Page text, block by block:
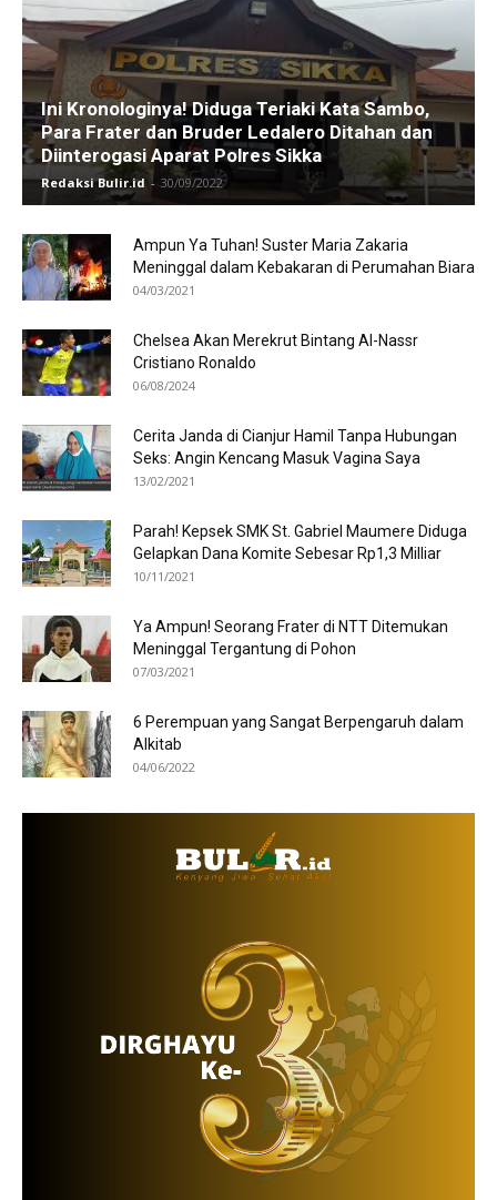
Ini Kronologinya! Diduga Teriaki Kata Sambo,
Para Frater dan Bruder Ledalero Ditahan dan
Diinterogasi Aparat Polres Sikka
Redaksi Bulir.id - 30/09/2022
Ampun Ya Tuhan! Suster Maria Zakaria
Meninggal dalam Kebakaran di Perumahan Biara
04/03/2021
Chelsea Akan Merekrut Bintang Al-Nassr
Cristiano Ronaldo
06/08/2024
Cerita Janda di Cianjur Hamil Tanpa Hubungan
Seks: Angin Kencang Masuk Vagina Saya
13/02/2021
Parah! Kepsek SMK St. Gabriel Maumere Diduga
Gelapkan Dana Komite Sebesar Rp1,3 Milliar
10/11/2021
Ya Ampun! Seorang Frater di NTT Ditemukan
Meninggal Tergantung di Pohon
07/03/2021
6 Perempuan yang Sangat Berpengaruh dalam
Alkitab
04/06/2022